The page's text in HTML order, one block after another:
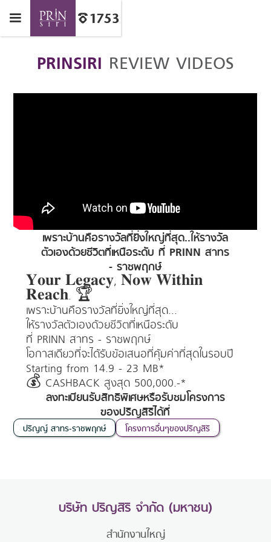
PRINSIRI REVIEW VIDEOS
เพราะบ้านคือรางวัลที่ยิ่งใหญ่ที่สุด..ให้รางวัล
ตัวเองด้วยชีวิตที่เหนือระดับ ที่ PRINN สาทร
- ราชพฤกษ์
𝐘𝐨𝐮𝐫 𝐋𝐞𝐠𝐚𝐜𝐲, 𝐍𝐨𝐰 𝐖𝐢𝐭𝐡𝐢𝐧
𝐑𝐞𝐚𝐜𝐡. 🏆
เพราะบ้านคือรางวัลที่ยิ่งใหญ่ที่สุด...
ให้รางวัลตัวเองด้วยชีวิตที่เหนือระดับ
ที่ PRINN สาทร - ราชพฤกษ์
โอกาสเดียวที่จะได้รับข้อเสนอที่คุ้มค่าที่สุดในรอบปี
Starting from 14.9 - 23 MB*
💰 CASHBACK สูงสุด 500,000.-*
ลงทะเบียนรับสิทธิพิเศษหรือรับชมโครงการ
ของปริญสิริได้ที่
ปริญญ์ สาทร-ราชพฤกษ์ โครงการอื่นๆของปริญสิริ
บริษัท ปริญสิริ จำกัด (มหาชน)
สำนักงานใหญ่